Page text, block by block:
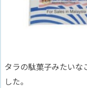
タラの駄菓子みたいな
した。